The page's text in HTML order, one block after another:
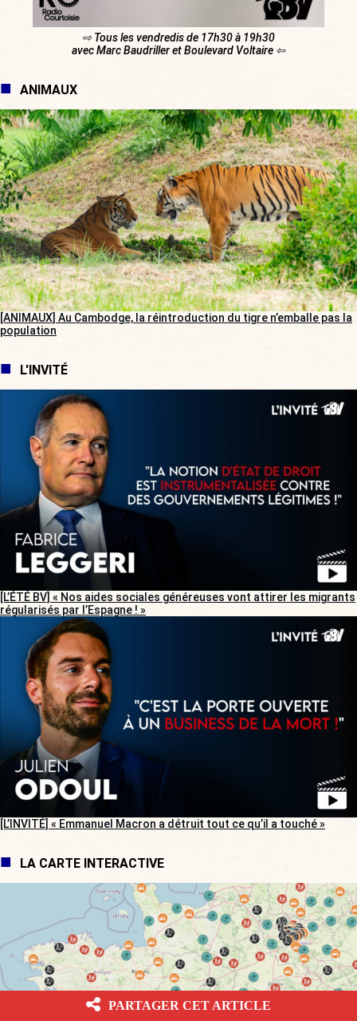
⇨ Tous les vendredis de 17h30 à 19h30
avec Marc Baudriller et Boulevard Voltaire ⇦
ANIMAUX
[ANIMAUX] Au Cambodge, la réintroduction du tigre n’emballe pas la
population
L'INVITÉ
[L’ÉTÉ BV] « Nos aides sociales généreuses vont attirer les migrants
régularisés par l’Espagne ! »
[L’INVITÉ] « Emmanuel Macron a détruit tout ce qu’il a touché »
LA CARTE INTERACTIVE
PARTAGER CET ARTICLE